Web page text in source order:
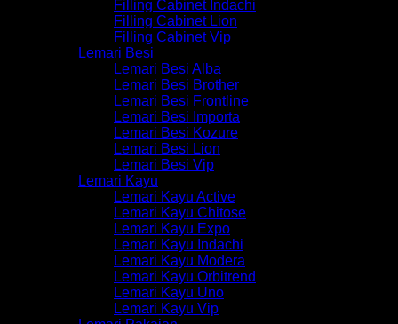
Filling Cabinet Indachi
Filling Cabinet Lion
Filling Cabinet Vip
Lemari Besi
Lemari Besi Alba
Lemari Besi Brother
Lemari Besi Frontline
Lemari Besi Importa
Lemari Besi Kozure
Lemari Besi Lion
Lemari Besi Vip
Lemari Kayu
Lemari Kayu Active
Lemari Kayu Chitose
Lemari Kayu Expo
Lemari Kayu Indachi
Lemari Kayu Modera
Lemari Kayu Orbitrend
Lemari Kayu Uno
Lemari Kayu Vip